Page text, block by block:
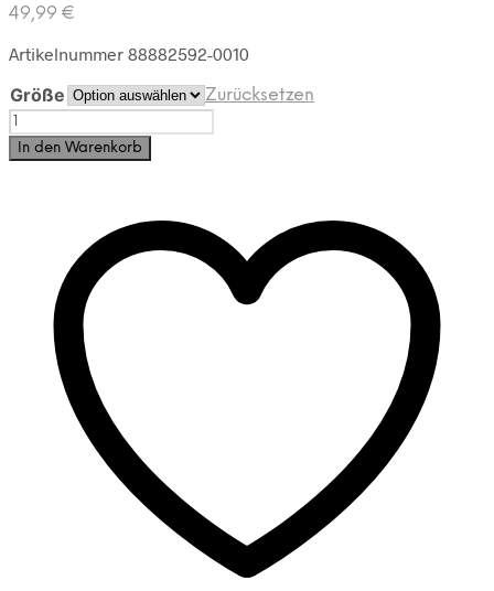
49,99 €
Artikelnummer 88882592-0010
Größe
Zurücksetzen
Businessbluse
von
More&More
In den Warenkorb